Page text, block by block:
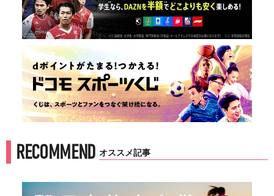
RECOMMEND オススメ記事